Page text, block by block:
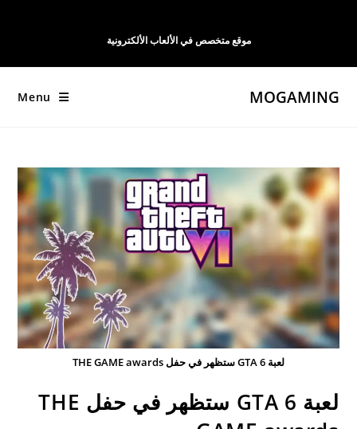
موقع متخصص في الألعاب الألكترونية
MOGAMING
Menu
لعبة GTA 6 ستظهر في حفل THE GAME awards
لعبة GTA 6 ستظهر في حفل THE